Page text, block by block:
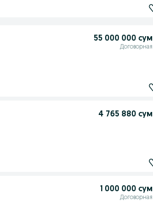
55 000 000 сум
Договорная
4 765 880 сум
1 000 000 сум
Договорная